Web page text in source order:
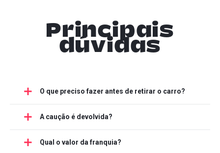
Principais
dúvidas
O que preciso fazer antes de retirar o carro?
A caução é devolvida?
Qual o valor da franquia?